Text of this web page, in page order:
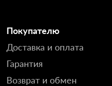
Покупателю
Доставка и оплата
Гарантия
Возврат и обмен